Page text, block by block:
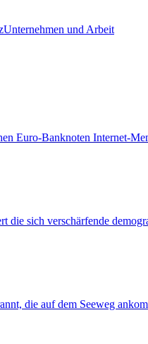
Unternehmen und Arbeit
Euro-Banknoten Internet-
die sich verschärfende
die auf dem Seeweg